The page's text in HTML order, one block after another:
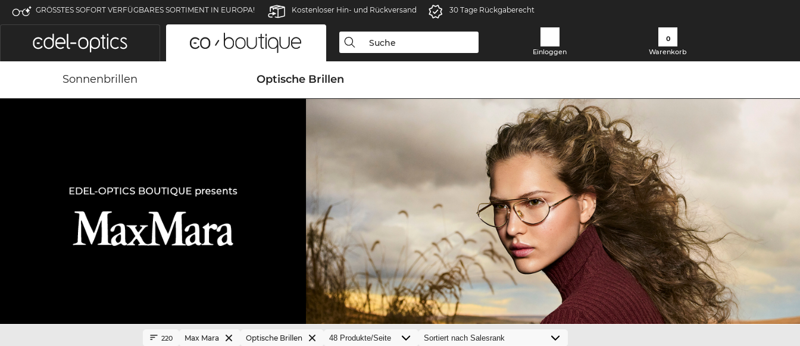
GRÖSSTES SOFORT VERFÜGBARES SORTIMENT IN EUROPA! Kostenloser Hin- und Rückversand 30 Tage Rückgaberecht
Einloggen
0
Warenkorb
Sonnenbrillen Optische Brillen
220 Max Mara Optische Brillen